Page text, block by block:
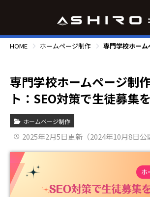
HOME ホームページ制作
専門学校ホームページ制
ト：SEO対策で生徒募集
ホームページ制作
2025年2月5日更新（2024年10月8日公